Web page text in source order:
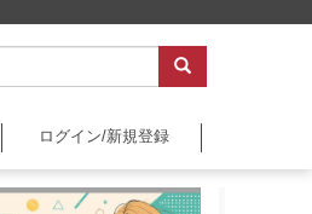
ログイン/新規登録